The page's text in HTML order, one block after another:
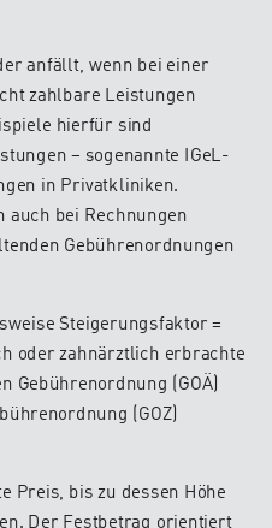
anfällt, wenn bei einer
zahlbare Leistungen
hierfür sind
– sogenannte IGeL-
in Privatkliniken.
auch bei Rechnungen
Gebührenordnungen
Steigerungsfaktor =
oder zahnärztlich erbrachte
Gebührenordnung (GOÄ)
(GOZ)
Preis, bis zu dessen Höhe
Der Festbetrag orientiert